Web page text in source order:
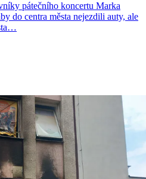
pátečního koncertu Marka
do centra města nejezdili auty, ale